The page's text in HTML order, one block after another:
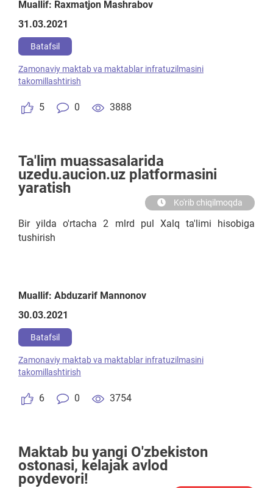
Muallif: Raxmatjon Mashrabov
31.03.2021
Batafsil
5 0 3888
Zamonaviy maktab va maktablar infratuzilmasini
takomillashtirish
Ta'lim muassasalarida
uzedu.aucion.uz platformasini
yaratish
Ko'rib chiqilmoqda
Bir yilda o'rtacha 2 mlrd pul Xalq ta'limi hisobiga
tushirish
Muallif: Abduzarif Mannonov
30.03.2021
Batafsil
6 0 3754
Zamonaviy maktab va maktablar infratuzilmasini
takomillashtirish
Maktab bu yangi O'zbekiston
ostonasi, kelajak avlod
poydevori!